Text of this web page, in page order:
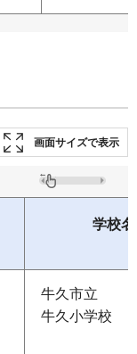
画面サイズで表示
学校名
牛久市立
牛久小学校